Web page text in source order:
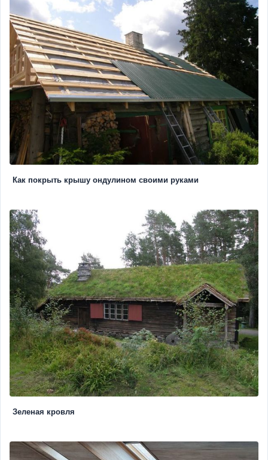
Как покрыть крышу ондулином своими руками
Зеленая кровля